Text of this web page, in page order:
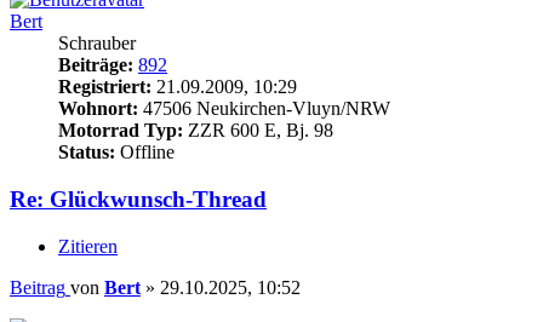
Bert
Schrauber
Beiträge: 892
Registriert: 21.09.2009, 10:29
Wohnort: 47506 Neukirchen-Vluyn/NRW
Motorrad Typ: ZZR 600 E, Bj. 98
Status: Offline
Re: Glückwunsch-Thread
Zitieren
Beitrag von Bert » 29.10.2025, 10:52